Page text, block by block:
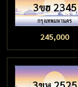
3ขฮ 2345
245,000